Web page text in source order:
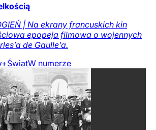
| Na ekrany francuskich kin
epopeja filmowa o wojennych
de Gaulle’a.
ŚwiatW numerze